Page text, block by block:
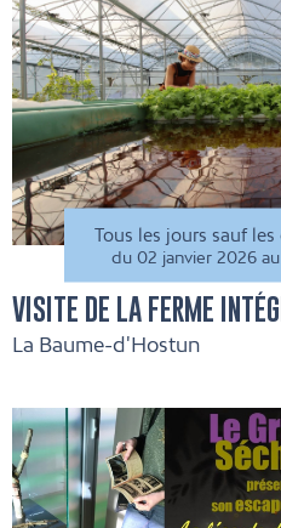
Tous les jours sauf
du 02 janvier 2026
VISITE DE LA FERME
La Baume-d'Hostun